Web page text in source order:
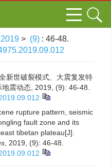
2019 > (9) : 46-48.
新世破裂模式、大震复发特
震动态, 2019, (9): 46-48.
rupture pattern, seismic
fault zone and its
tibetan plateau[J].
, 2019, (9): 46-48.